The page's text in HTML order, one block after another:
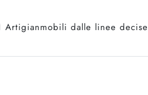
Artigianmobili dalle linee decise